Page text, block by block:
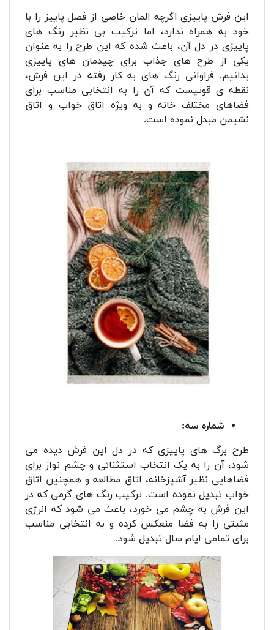
این فرش پاییزی اگرچه المان خاصی از فصل پاییز را با
خود به همراه ندارد، اما ترکیب بی نظیر رنگ های
پاییزی در دل آن، باعث شده که این طرح را به عنوان
یکی از طرح های جذاب برای چیدمان های پاییزی
بدانیم. فراوانی رنگ های به کار رفته در این فرش،
نقطه ی قوتیست که آن را به انتخابی مناسب برای
فضاهای مختلف خانه و به ویژه اتاق خواب و اتاق
نشیمن مبدل نموده است.
شماره سه:
طرح برگ های پاییزی که در دل این فرش دیده می
شود، آن را به یک انتخاب استثنائی و چشم نواز برای
فضاهایی نظیر آشپزخانه، اتاق مطالعه و همچنین اتاق
خواب تبدیل نموده است. ترکیب رنگ های گرمی که در
این فرش به چشم می خورد، باعث می شود که انرژی
مثبتی را به فضا منعکس کرده و به انتخابی مناسب
برای تمامی ایام سال تبدیل شود.